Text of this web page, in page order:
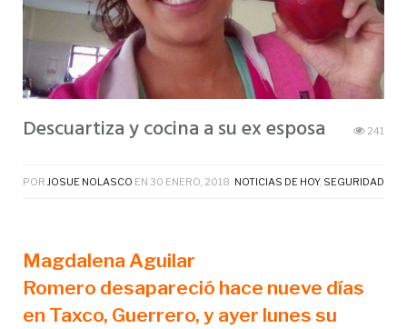
Descuartiza y cocina a su ex esposa 241
POR JOSUE NOLASCO EN 30 ENERO, 2018 NOTICIAS DE HOY, SEGURIDAD
Magdalena Aguilar
Romero desapareció hace nueve días
en Taxco, Guerrero, y ayer lunes su